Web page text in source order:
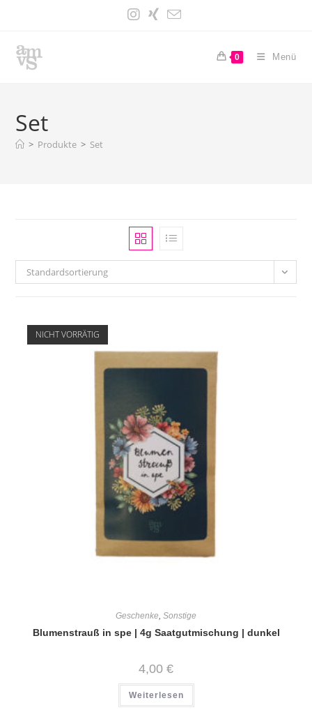
springen
0 Menü
Set
> Produkte > Set
Standardsortierung
NICHT VORRÄTIG
Geschenke Sonstige
Blumenstrauß in spe | 4g Saatgutmischung | dunkel
4,00 €
Weiterlesen